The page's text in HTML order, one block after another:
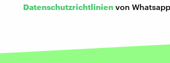
Datenschutzrichtlinien von